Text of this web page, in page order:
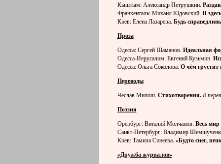
Кыштым: Александр Петрушкин.
Франкенталь: Михаил Юдовский. Я
Киев: Елена Лазарева. Будь
Проза
Одесса: Сергей Шаманов. Идеальная
Одесса-Иерусалим: Евгений Кузьмин.
Одесса: Ольга Соколова. О чём
Переводы
Чеслав Милош. Стихотворения. В
Поэзия
Оренбург: Виталий Молчанов. Весь мир
Санкт-Петербург: Владимир
Киев: Тамила Синеева. «Будто снег,
«Дружба журналов»